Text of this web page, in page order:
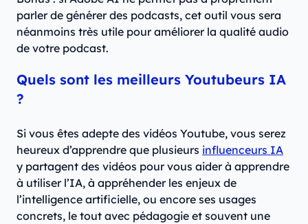
parler de générer des podcasts, cet outil vous sera
néanmoins très utile pour améliorer la qualité audio
de votre podcast.
Quels sont les meilleurs Youtubeurs IA
?
Si vous êtes adepte des vidéos Youtube, vous serez
heureux d’apprendre que plusieurs influenceurs IA
y partagent des vidéos pour vous aider à apprendre
à utiliser l’IA, à appréhender les enjeux de
l’intelligence artificielle, ou encore ses usages
concrets, le tout avec pédagogie et souvent une